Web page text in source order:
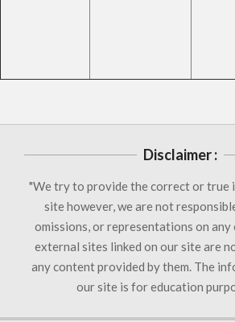
Disclaimer :
"We try to provide the correct or true
site however, we are not
omissions, or representations on any
external sites linked on our site are
any content provided by them. The
our site is for education